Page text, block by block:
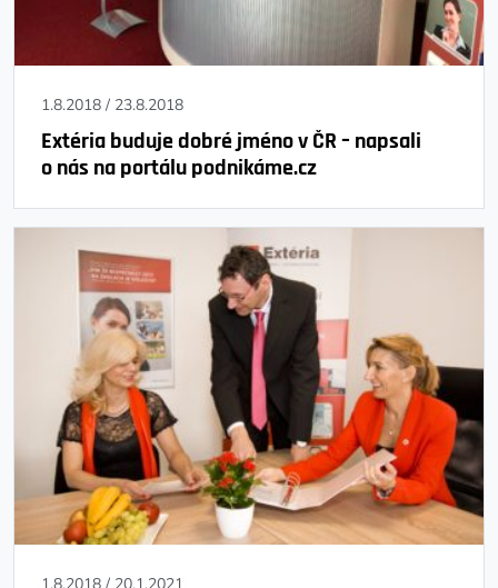
1.8.2018 / 23.8.2018
Extéria buduje dobré jméno v ČR – napsali
o nás na portálu podnikáme.cz